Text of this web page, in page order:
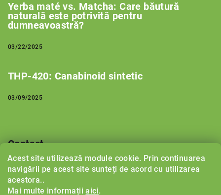
Acest site utilizează module cookie. Prin continuarea
navigării pe acest site sunteți de acord cu utilizarea
acestora..
Mai multe informațiiaici.
Yerba maté vs. Matcha: Care băutură
naturală este potrivită pentru
dumneavoastră?
03/22/2025
THP-420: Canabinoid sintetic
03/09/2025
Contact
support@ herbalboost.ro